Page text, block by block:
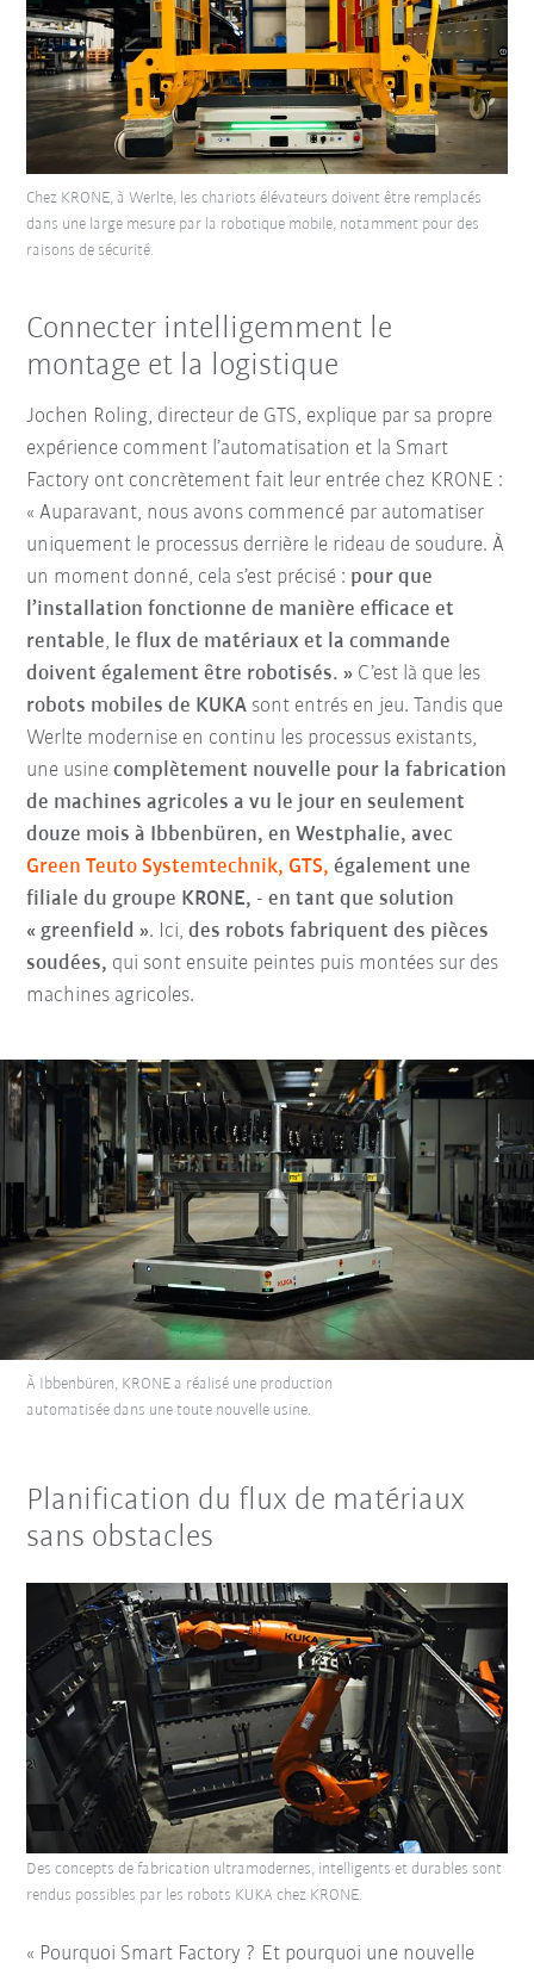
Chez KRONE, à Werlte, les chariots élévateurs doivent être remplacés
dans une large mesure par la robotique mobile, notamment pour des
raisons de sécurité.
Connecter intelligemment le
montage et la logistique
Jochen Roling, directeur de GTS, explique par sa propre
expérience comment l’automatisation et la Smart
Factory ont concrètement fait leur entrée chez KRONE :
« Auparavant, nous avons commencé par automatiser
uniquement le processus derrière le rideau de soudure. À
un moment donné, cela s’est précisé : pour que
l’installation fonctionne de manière efficace et
rentable, le flux de matériaux et la commande
doivent également être robotisés. » C’est là que les
robots mobiles de KUKA sont entrés en jeu. Tandis que
Werlte modernise en continu les processus existants,
une usinecomplètement nouvelle pour la fabrication
de machines agricoles a vu le jour en seulement
douze mois à Ibbenbüren, en Westphalie, avec
Green Teuto Systemtechnik, GTS, également une
filiale du groupe KRONE, - en tant que solution
« greenfield ». Ici, des robots fabriquent des pièces
soudées, qui sont ensuite peintes puis montées sur des
machines agricoles.
À Ibbenbüren, KRONE a réalisé une production
automatisée dans une toute nouvelle usine.
Planification du flux de matériaux
sans obstacles
« Pourquoi Smart Factory ? Et pourquoi une nouvelle
Des concepts de fabrication ultramodernes, intelligents et durables sont
rendus possibles par les robots KUKA chez KRONE.